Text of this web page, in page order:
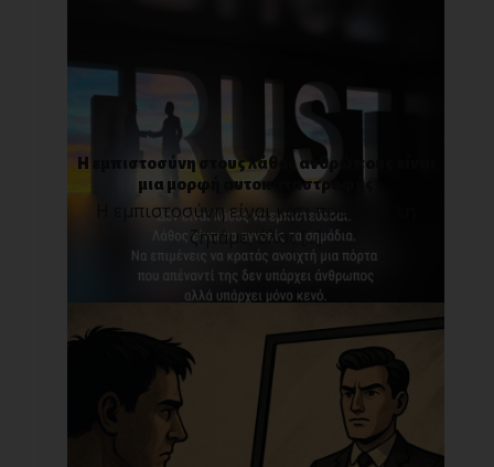
Η εμπιστοσύνη στους λάθος ανθρώπους είναι
μια μορφή αυτοκαταστροφής
Η εμπιστοσύνη είναι κάτι που όλοι τη
ζητάμε, όλοι [...]